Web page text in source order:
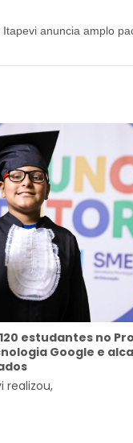
Itapevi anuncia amplo
estudantes no
Google e
realizou,